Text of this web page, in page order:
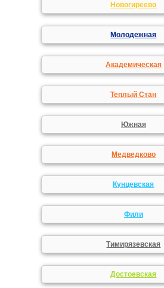
Новогиреево
Молодежная
Академическая
Теплый Стан
Южная
Медведково
Кунцевская
Фили
Тимирязевская
Достоевская